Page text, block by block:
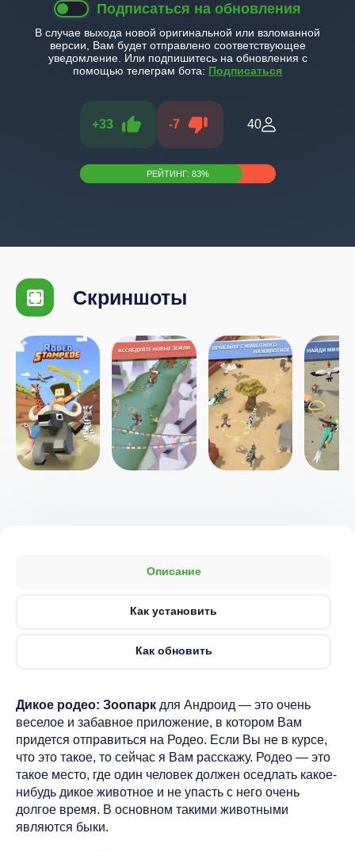
Подписаться на обновления
В случае выхода новой оригинальной или взломанной
версии, Вам будет отправлено соответствующее
уведомление. Или подпишитесь на обновления с
помощью телеграм бота: Подписаться
+33 -7 40
РЕЙТИНГ: 83%
Скриншоты
Описание
Как установить
Как обновить
Дикое родео: Зоопарк для Андроид — это очень
веселое и забавное приложение, в котором Вам
придется отправиться на Родео. Если Вы не в курсе,
что это такое, то сейчас я Вам расскажу. Родео — это
такое место, где один человек должен оседлать какое-
нибудь дикое животное и не упасть с него очень
долгое время. В основном такими животными
являются быки.